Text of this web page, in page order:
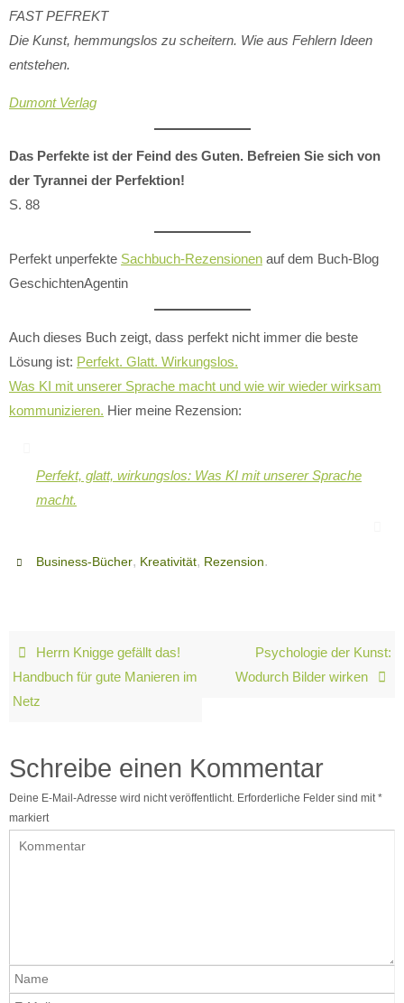
FAST PEFREKT
Die Kunst, hemmungslos zu scheitern. Wie aus Fehlern Ideen
entstehen.
Dumont Verlag
Das Perfekte ist der Feind des Guten. Befreien Sie sich von
der Tyrannei der Perfektion!
S. 88
Perfekt unperfekte Sachbuch-Rezensionen auf dem Buch-Blog
GeschichtenAgentin
Auch dieses Buch zeigt, dass perfekt nicht immer die beste
Lösung ist: Perfekt. Glatt. Wirkungslos.
Was KI mit unserer Sprache macht und wie wir wieder wirksam
kommunizieren. Hier meine Rezension:
Perfekt, glatt, wirkungslos: Was KI mit unserer Sprache
macht.
Business-Bücher, Kreativität, Rezension.
Herrn Knigge gefällt das!
Handbuch für gute Manieren im
Netz
Psychologie der Kunst:
Wodurch Bilder wirken
Schreibe einen Kommentar
Deine E-Mail-Adresse wird nicht veröffentlicht. Erforderliche Felder sind mit*
markiert